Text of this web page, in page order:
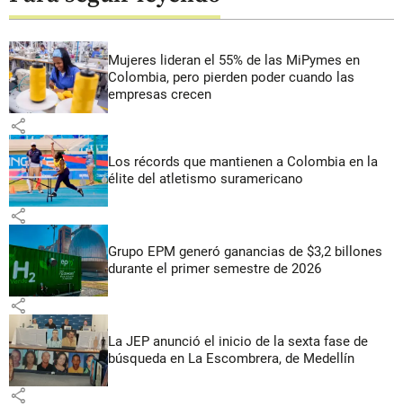
Mujeres lideran el 55% de las MiPymes en
Colombia, pero pierden poder cuando las
empresas crecen
share
Los récords que mantienen a Colombia en la
élite del atletismo suramericano
share
Grupo EPM generó ganancias de $3,2 billones
durante el primer semestre de 2026
share
La JEP anunció el inicio de la sexta fase de
búsqueda en La Escombrera, de Medellín
share